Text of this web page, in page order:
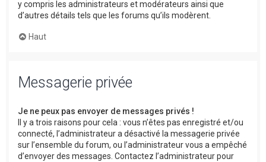
y compris les administrateurs et modérateurs ainsi que
d’autres détails tels que les forums qu’ils modèrent.
Haut
Messagerie privée
Je ne peux pas envoyer de messages privés !
Il y a trois raisons pour cela : vous n’êtes pas enregistré et/ou
connecté, l’administrateur a désactivé la messagerie privée
sur l’ensemble du forum, ou l’administrateur vous a empêché
d’envoyer des messages. Contactez l’administrateur pour